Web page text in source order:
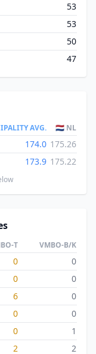
53
53
50
47
AVG. 🇳🇱 NL
174.0 175.26
173.9 175.22
T VMBO-B/K
0
0
0
0
6
0
0
0
0
1
2 2